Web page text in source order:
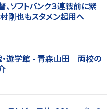
、ソフトバンク３連戦前に緊
剛也もスタメン起用へ
・遊学館 - 青森山田 両校の